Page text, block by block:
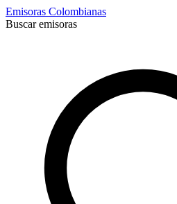
Emisoras Colombianas
Buscar emisoras